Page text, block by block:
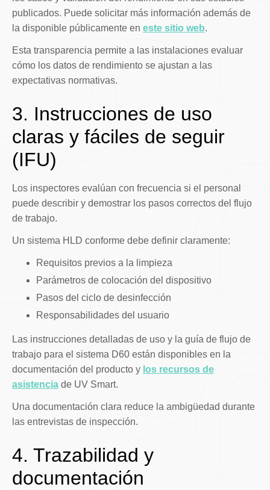
publicados. Puede solicitar más información además de
la disponible públicamente en este sitio web.
Esta transparencia permite a las instalaciones evaluar
cómo los datos de rendimiento se ajustan a las
expectativas normativas.
3. Instrucciones de uso
claras y fáciles de seguir
(IFU)
Los inspectores evalúan con frecuencia si el personal
puede describir y demostrar los pasos correctos del flujo
de trabajo.
Un sistema HLD conforme debe definir claramente:
Requisitos previos a la limpieza
Parámetros de colocación del dispositivo
Pasos del ciclo de desinfección
Responsabilidades del usuario
Las instrucciones detalladas de uso y la guía de flujo de
trabajo para el sistema D60 están disponibles en la
documentación del producto y los recursos de
asistenciade UV Smart.
Una documentación clara reduce la ambigüedad durante
las entrevistas de inspección.
4. Trazabilidad y
documentación